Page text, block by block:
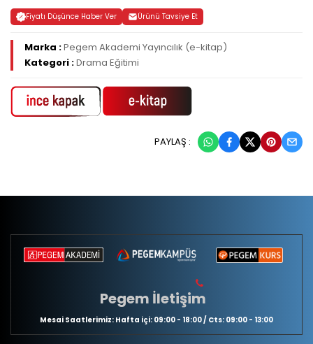
Fiyatı Düşünce Haber Ver Ürünü Tavsiye Et
Marka :Pegem Akademi Yayıncılık (e-kitap)
Kategori :Drama Eğitimi
PAYLAŞ :
Pegem İletişim
Mesai Saatlerimiz: Hafta içi: 09:00 - 18:00 / Cts: 09:00 - 13:00